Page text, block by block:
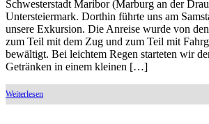
Schwesterstadt Maribor (Marburg an der
Untersteiermark. Dorthin führte uns am
unsere Exkursion. Die Anreise wurde von
zum Teil mit dem Zug und zum Teil mit
bewältigt. Bei leichtem Regen starteten wir
Getränken in einem kleinen […]